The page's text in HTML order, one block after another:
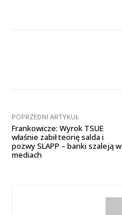
POPRZEDNI ARTYKUŁ
Frankowicze: Wyrok TSUE
właśnie zabił teorię salda i
pozwy SLAPP – banki szaleją w
mediach